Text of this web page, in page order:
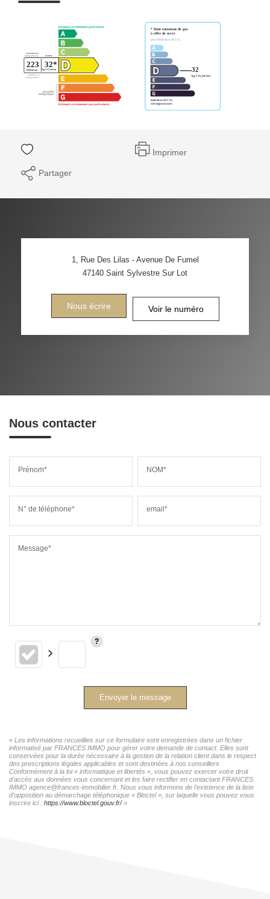
Imprimer
Partager
1, Rue Des Lilas - Avenue De Fumel
47140 Saint Sylvestre Sur Lot
Nous écrire Voir le numéro
Nous contacter
Prénom* NOM*
N° de téléphone* email*
Message*
Envoyer le message
« Les informations recueillies sur ce formulaire sont enregistrées dans un fichier
informatisé par FRANCES IMMO pour gérer votre demande de contact. Elles sont
conservées pour la durée nécessaire à la gestion de la relation client dans le respect
des prescriptions légales applicables et sont destinées à nos conseillers
Conformément à la loi « informatique et libertés », vous pouvez exercer votre droit
d'accès aux données vous concernant et les faire rectifier en contactant FRANCES
IMMO agence@frances-immobilier.fr. Nous vous informons de l'existence de la liste
d'opposition au démarchage téléphonique « Bloctel », sur laquelle vous pouvez vous
inscrire ici : https://www.bloctel.gouv.fr/»